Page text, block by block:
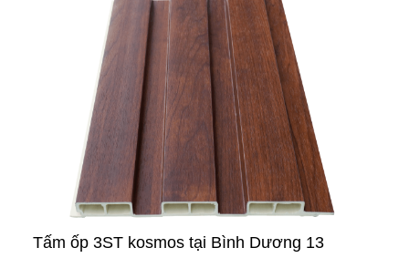
Tấm ốp 3ST kosmos tại Bình Dương 13